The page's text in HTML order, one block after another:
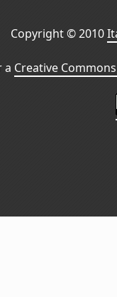
Copyright © 2010
a Creative